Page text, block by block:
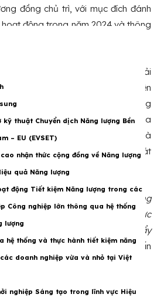
kỹ thuật Chuyển dịch Năng lượng Bền
– EU (EVSET)
nhận thức cộng đồng về Năng lượng
quả Năng lượng
động Tiết kiệm Năng lượng trong các
Công nghiệp lớn thông qua hệ thống
lượng
hệ thống và thực hành tiết kiệm năng
doanh nghiệp vừa và nhỏ tại Việt
nghiệp Sáng tạo trong lĩnh vực Hiệu
đồng chủ trì, với mục đích đánh
động trong năm 2024 và thông
2025 của Dự án.
biết: Dự án IEEP tập trung vào cải
cao năng lực thực hiện các biện
trong các doanh nghiệp công
đóng góp vào mục tiêu của
Sử dụng năng lượng tiết kiệm và
như mục tiêu chung hướng đến phát
2050.
lần thứ hai là một phần quan trọng
Dự án, nhằm rà soát tiến độ thực
vấn đề vướng mắc để thúc đẩy
Dự án”,bà Kristina Bünde nhấn